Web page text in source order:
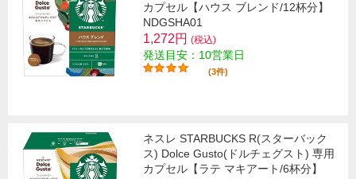
カプセル【ハウス ブレンド/12杯分】
NDGSHA01
1,272円 (税込)
発送目安：10営業日
(3件)
ネスレ STARBUCKS R(スターバック
ス) Dolce Gusto(ドルチェグスト) 専用
カプセル【ラテ マキアート/6杯分】